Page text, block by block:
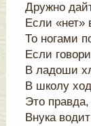
Дружно
Если «нет»
То ногами
Если
В ладоши
В школу
Это
Внука